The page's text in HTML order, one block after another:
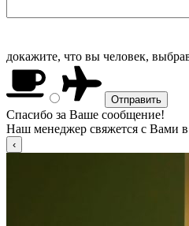
докажите, что вы человек,
Спасибо за Ваше сообщение!
Наш менеджер свяжется с Вами